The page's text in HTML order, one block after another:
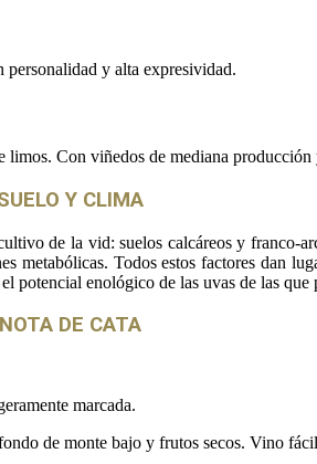
personalidad y alta expresividad.
limos. Con viñedos de mediana
Y CLIMA
de la vid: suelos calcáreos y
metabólicas. Todos estos factores dan
potencial enológico de las uvas de las que
NOTA DE CATA
marcada.
de monte bajo y frutos secos. Vino